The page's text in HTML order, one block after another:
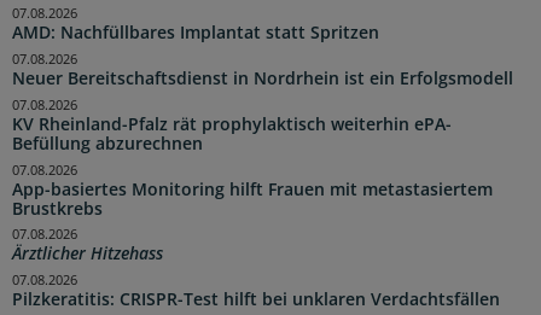
AMD: Nachfüllbares Implantat statt Spritzen
07.08.2026
Neuer Bereitschaftsdienst in Nordrhein ist ein Erfolgsmodell
07.08.2026
KV Rheinland-Pfalz rät prophylaktisch weiterhin ePA-
Befüllung abzurechnen
07.08.2026
App-basiertes Monitoring hilft Frauen mit metastasiertem
Brustkrebs
07.08.2026
Ärztlicher Hitzehass
07.08.2026
Pilzkeratitis: CRISPR-Test hilft bei unklaren Verdachtsfällen
07.08.2026